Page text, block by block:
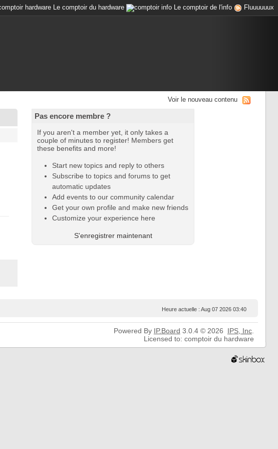
Le comptoir du hardware Le comptoir de l'info Fluuuuuux
Voir le nouveau contenu
Pas encore membre ?
If you aren't a member yet, it only takes a
couple of minutes to register! Members get
these benefits and more!
Start new topics and reply to others
Subscribe to topics and forums to get
automatic updates
Add events to our community calendar
Get your own profile and make new friends
Customize your experience here
S'enregistrer maintenant
Heure actuelle : Aug 07 2026 03:40
Powered By IP.Board 3.0.4 © 2026 IPS, Inc.
Licensed to: comptoir du hardware